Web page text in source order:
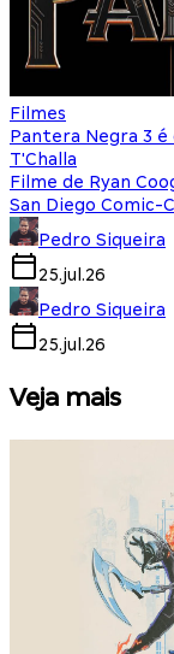
Filmes
Pantera Negra 3
T'Challa
Filme de Ryan
San Diego Comic-
Pedro Siqueira
25.jul.26
Pedro Siqueira
25.jul.26
Veja mais